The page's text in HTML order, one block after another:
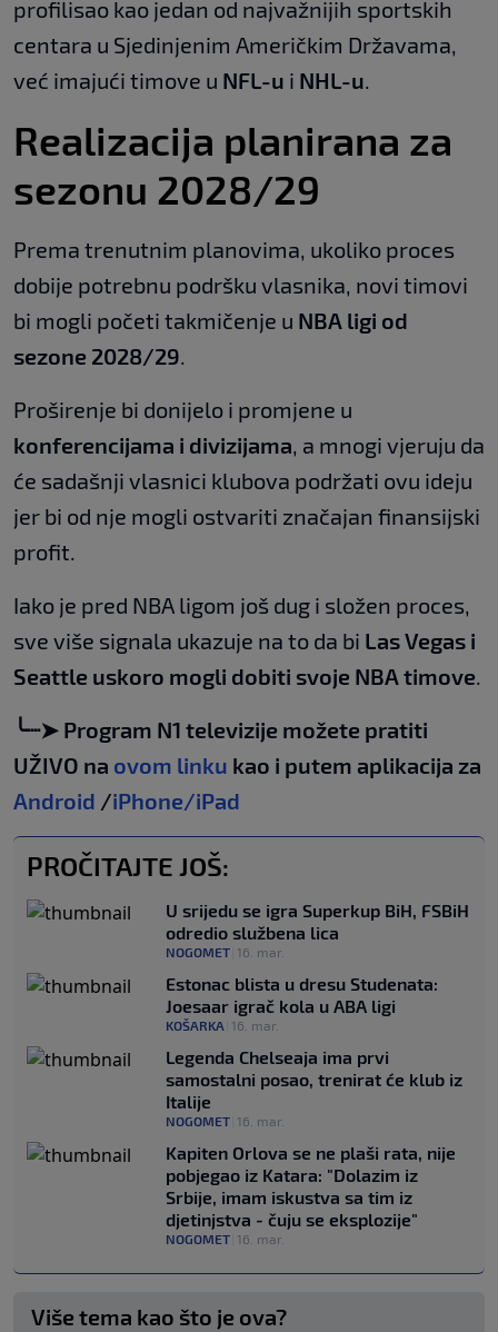
profilisao kao jedan od najvažnijih sportskih
centara u Sjedinjenim Američkim Državama,
već imajući timove u NFL-u i NHL-u.
Realizacija planirana za
sezonu 2028/29
Prema trenutnim planovima, ukoliko proces
dobije potrebnu podršku vlasnika, novi timovi
bi mogli početi takmičenje u NBA ligi od
sezone 2028/29.
Proširenje bi donijelo i promjene u
konferencijama i divizijama, a mnogi vjeruju da
će sadašnji vlasnici klubova podržati ovu ideju
jer bi od nje mogli ostvariti značajan finansijski
profit.
Iako je pred NBA ligom još dug i složen proces,
sve više signala ukazuje na to da bi Las Vegas i
Seattle uskoro mogli dobiti svoje NBA timove.
╰┈➤ Program N1 televizije možete pratiti
UŽIVO na ovom linku kao i putem aplikacija za
Android /iPhone/iPad
PROČITAJTE JOŠ:
U srijedu se igra Superkup BiH, FSBiH
odredio službena lica
NOGOMET 16. mar.
Estonac blista u dresu Studenata:
Joesaar igrač kola u ABA ligi
KOŠARKA 16. mar.
Legenda Chelseaja ima prvi
samostalni posao, trenirat će klub iz
Italije
NOGOMET 16. mar.
Kapiten Orlova se ne plaši rata, nije
pobjegao iz Katara: "Dolazim iz
Srbije, imam iskustva sa tim iz
djetinjstva - čuju se eksplozije"
NOGOMET 16. mar.
Više tema kao što je ova?